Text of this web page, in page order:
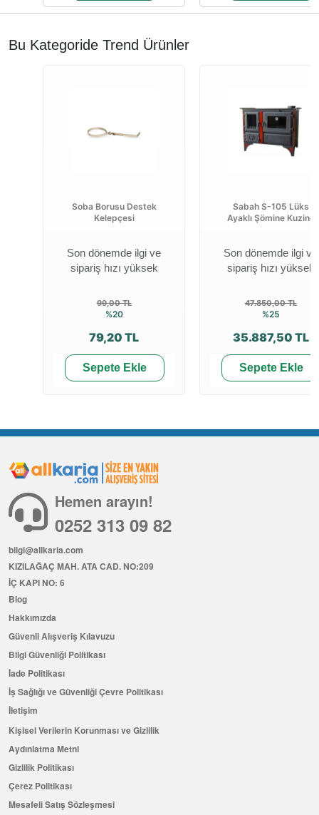
Bu Kategoride Trend Ürünler
Soba Borusu Destek
Kelepçesi
Son dönemde ilgi ve
sipariş hızı yüksek
99,00 TL
%20
79,20 TL
Sepete Ekle
Sabah S-105 Lüks
Ayaklı Şömine Kuzine
Son dönemde ilgi ve
sipariş hızı yüksek
47.850,00 TL
%25
35.887,50 TL
Sepete Ekle
Hemen arayın!
0252 313 09 82
bilgi@allkaria.com
KIZILAĞAÇ MAH. ATA CAD. NO:209
İÇ KAPI NO: 6
Blog
Hakkımızda
Güvenli Alışveriş Kılavuzu
Bilgi Güvenliği Politikası
İade Politikası
İş Sağlığı ve Güvenliği Çevre Politikası
İletişim
Kişisel Verilerin Korunması ve Gizlilik
Aydınlatma Metni
Gizlilik Politikası
Çerez Politikası
Mesafeli Satış Sözleşmesi